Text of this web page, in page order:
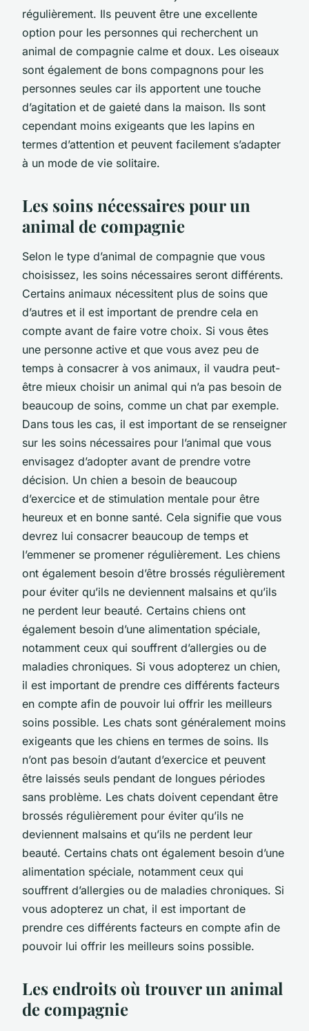
régulièrement. Ils peuvent être une excellente
option pour les personnes qui recherchent un
animal de compagnie calme et doux. Les oiseaux
sont également de bons compagnons pour les
personnes seules car ils apportent une touche
d’agitation et de gaieté dans la maison. Ils sont
cependant moins exigeants que les lapins en
termes d’attention et peuvent facilement s’adapter
à un mode de vie solitaire.
Les soins nécessaires pour un
animal de compagnie
Selon le type d’animal de compagnie que vous
choisissez, les soins nécessaires seront différents.
Certains animaux nécessitent plus de soins que
d’autres et il est important de prendre cela en
compte avant de faire votre choix. Si vous êtes
une personne active et que vous avez peu de
temps à consacrer à vos animaux, il vaudra peut-
être mieux choisir un animal qui n’a pas besoin de
beaucoup de soins, comme un chat par exemple.
Dans tous les cas, il est important de se renseigner
sur les soins nécessaires pour l’animal que vous
envisagez d’adopter avant de prendre votre
décision. Un chien a besoin de beaucoup
d’exercice et de stimulation mentale pour être
heureux et en bonne santé. Cela signifie que vous
devrez lui consacrer beaucoup de temps et
l’emmener se promener régulièrement. Les chiens
ont également besoin d’être brossés régulièrement
pour éviter qu’ils ne deviennent malsains et qu’ils
ne perdent leur beauté. Certains chiens ont
également besoin d’une alimentation spéciale,
notamment ceux qui souffrent d’allergies ou de
maladies chroniques. Si vous adopterez un chien,
il est important de prendre ces différents facteurs
en compte afin de pouvoir lui offrir les meilleurs
soins possible. Les chats sont généralement moins
exigeants que les chiens en termes de soins. Ils
n’ont pas besoin d’autant d’exercice et peuvent
être laissés seuls pendant de longues périodes
sans problème. Les chats doivent cependant être
brossés régulièrement pour éviter qu’ils ne
deviennent malsains et qu’ils ne perdent leur
beauté. Certains chats ont également besoin d’une
alimentation spéciale, notamment ceux qui
souffrent d’allergies ou de maladies chroniques. Si
vous adopterez un chat, il est important de
prendre ces différents facteurs en compte afin de
pouvoir lui offrir les meilleurs soins possible.
Les endroits où trouver un animal
de compagnie